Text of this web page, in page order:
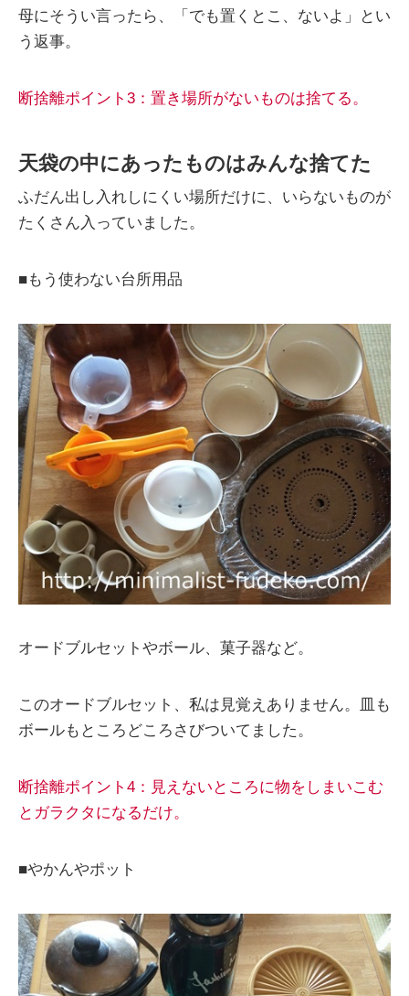
母にそうい言ったら、「でも置くとこ、ないよ」とい
う返事。
断捨離ポイント3：置き場所がないものは捨てる。
天袋の中にあったものはみんな捨てた
ふだん出し入れしにくい場所だけに、いらないものが
たくさん入っていました。
■もう使わない台所用品
オードブルセットやボール、菓子器など。
このオードブルセット、私は見覚えありません。皿も
ボールもところどころさびついてました。
断捨離ポイント4：見えないところに物をしまいこむ
とガラクタになるだけ。
■やかんやポット